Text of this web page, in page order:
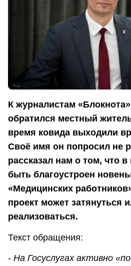
К журналистам
обратился местный
время ковида выходили
Своё имя он попросил не
рассказал нам о том, что
быть благоустроен
«Медицинских
проект может затянуться
реализоваться.
Текст обращения:
- На Госуслугах активно